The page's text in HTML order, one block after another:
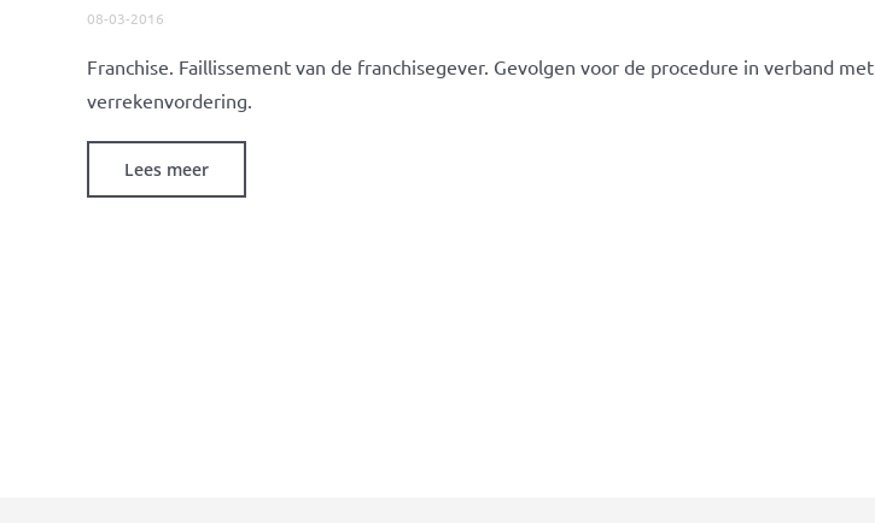
08-03-2016
Franchise. Faillissement van de franchisegever. Gevolgen voor de procedure in verband met
verrekenvordering.
Lees meer